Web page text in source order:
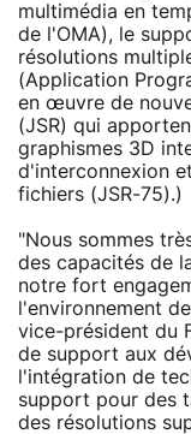
multimédia en
de l'OMA), le
résolutions
(Application
en œuvre de
(JSR) qui
graphismes 3D
d'interconnexion
fichiers (JSR-75).)
"Nous sommes
des capacités de
notre fort
l'environnement
vice-président du
de support aux
l'intégration de
support pour des
des résolutions